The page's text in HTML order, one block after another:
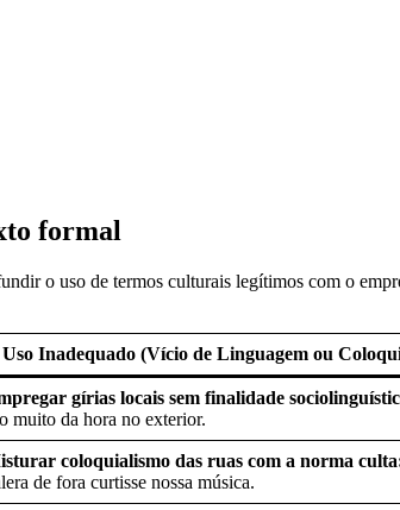
formal
o uso de termos culturais legítimos com o
Uso Inadequado (Vício de Linguagem ou
gírias locais sem finalidade
muito da hora no exterior.
coloquialismo das ruas com a norma
de fora curtisse nossa música.